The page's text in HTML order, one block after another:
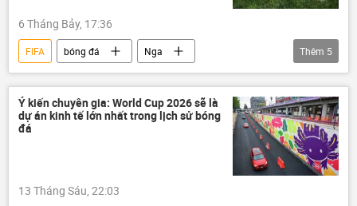
6 Tháng Bảy, 17:36
FIFA bóng đá
Nga
Quan điểm-Ý kiến
chuyên gia
Thể thao
Chính trị UEFA
Thêm 5
Ý kiến chuyên gia: World Cup 2026 sẽ là
dự án kinh tế lớn nhất trong lịch sử bóng
đá
13 Tháng Sáu, 22:03